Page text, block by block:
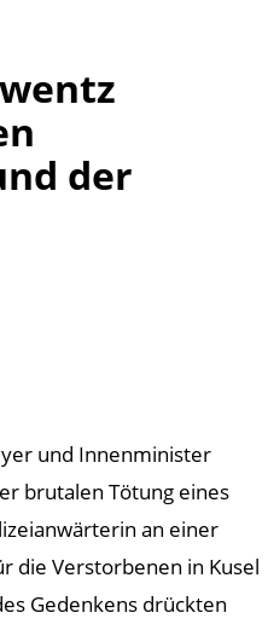
der
und Innenminister
brutalen Tötung eines
an einer
die Verstorbenen in Kusel
Gedenkens drückten